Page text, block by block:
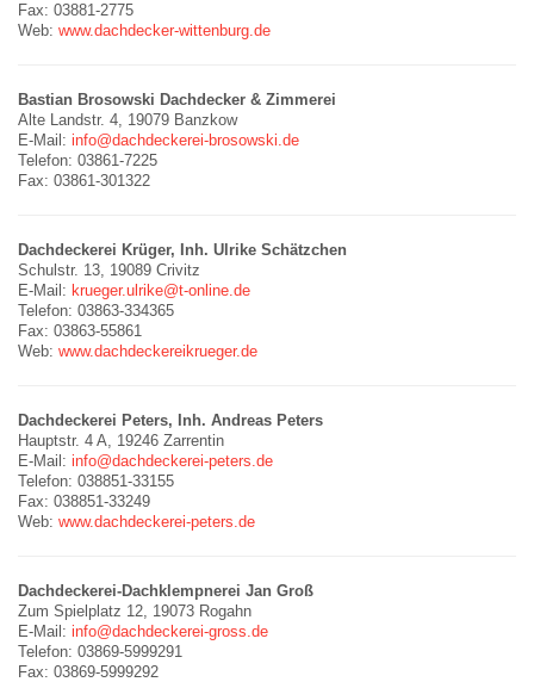
Fax: 03881-2775
Web: www.dachdecker-wittenburg.de
Bastian Brosowski Dachdecker & Zimmerei
Alte Landstr. 4, 19079 Banzkow
E-Mail: info@dachdeckerei-brosowski.de
Telefon: 03861-7225
Fax: 03861-301322
Dachdeckerei Krüger, Inh. Ulrike Schätzchen
Schulstr. 13, 19089 Crivitz
E-Mail: krueger.ulrike@t-online.de
Telefon: 03863-334365
Fax: 03863-55861
Web: www.dachdeckereikrueger.de
Dachdeckerei Peters, Inh. Andreas Peters
Hauptstr. 4 A, 19246 Zarrentin
E-Mail: info@dachdeckerei-peters.de
Telefon: 038851-33155
Fax: 038851-33249
Web: www.dachdeckerei-peters.de
Dachdeckerei-Dachklempnerei Jan Groß
Zum Spielplatz 12, 19073 Rogahn
E-Mail: info@dachdeckerei-gross.de
Telefon: 03869-5999291
Fax: 03869-5999292